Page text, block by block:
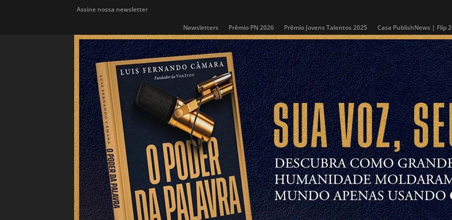
Assine nossa newsletter
Newsletters Prêmio PN 2026 Prêmio Jovens Talentos 2025 Casa PublishNews | Flip